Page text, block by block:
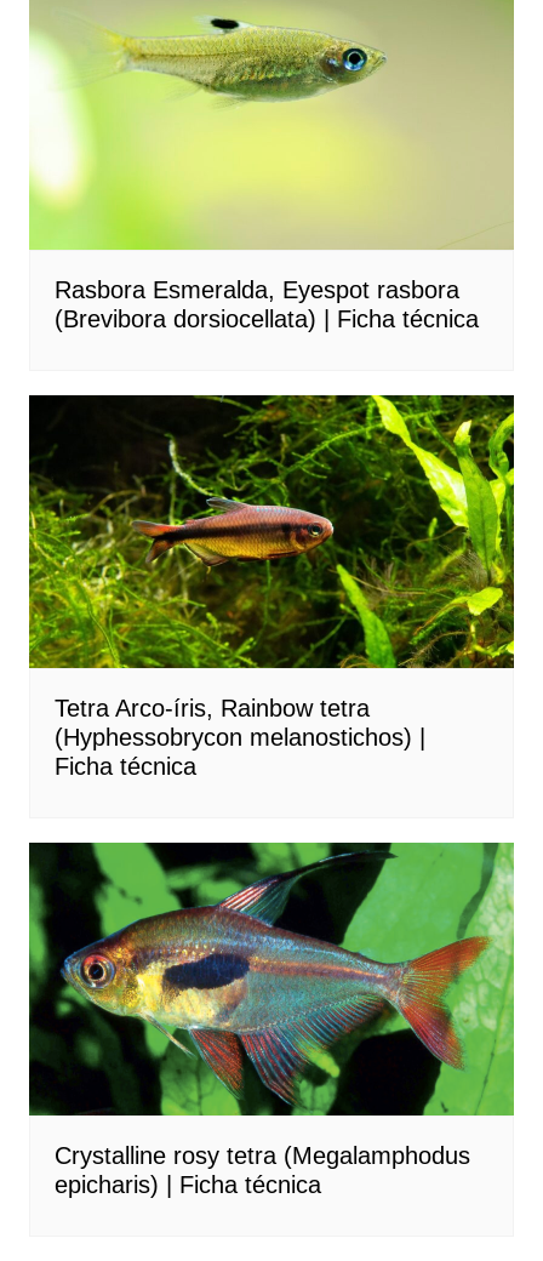
Rasbora Esmeralda, Eyespot rasbora
(Brevibora dorsiocellata) | Ficha técnica
Tetra Arco-íris, Rainbow tetra
(Hyphessobrycon melanostichos) |
Ficha técnica
Crystalline rosy tetra (Megalamphodus
epicharis) | Ficha técnica